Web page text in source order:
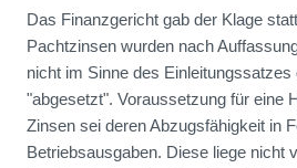
Das Finanzgericht gab der Klage
Pachtzinsen wurden nach
nicht im Sinne des
"abgesetzt". Voraussetzung für eine
Zinsen sei deren Abzugsfähigkeit in
Betriebsausgaben. Diese liege nicht